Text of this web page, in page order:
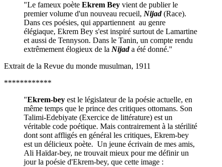
"Le fameux poète Ekrem Bey vient de publier le
premier volume d'un nouveau recueil, Nijad(Race).
Dans ces poésies, qui appartiennent au genre
élégiaque, Ekrem Bey s'est inspiré surtout de Lamartine
et aussi de Tennyson. Dans le Tanin, un compte rendu
extrêmement élogieux de la Nijada été donné."
Extrait de la Revue du monde musulman, 1911
************
"Ekrem-bey est le législateur de la poésie actuelle, en
même temps que le prince des critiques ottomans. Son
Talimi-Edebiyate (Exercice de littérature) est un
véritable code poétique. Mais contrairement à la stérilité
dont sont affligés en général les critiques, Ekrem-bey
est un délicieux poète. Un jeune écrivain de mes amis,
Ali Haïdar-bey, ne trouvait mieux pour me définir un
jour la poésie d'Ekrem-bey, que cette image :